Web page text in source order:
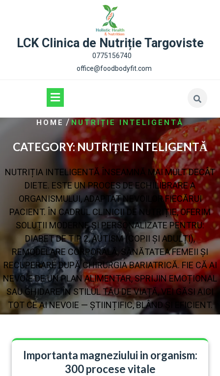
LCK Clinica de Nutriție Targoviste
0775156740
office@foodbodyfit.com
HOME /NUTRIȚIE INTELIGENTĂ
CATEGORY: NUTRIȚIE INTELIGENTĂ
NUTRIȚIA INTELIGENTĂ ÎNSEAMNĂ MAI MULT DECÂT
DIETE. ESTE UN PROCES DE ECHILIBRARE A
ORGANISMULUI, ADAPTAT NEVOILOR FIECĂRUI
PACIENT. ÎN CADRUL CLINICII DE NUTRIȚIE, OFERIM
SOLUȚII MODERNE ȘI PERSONALIZATE PENTRU:
DIABET DE TIP 2, AUTISM (COPII ȘI ADULȚI),
REMODELARE CORPORALĂ, SĂNĂTATEA FEMEII ȘI
RECUPERARE DUPĂ CHIRURGIA BARIATRICĂ. FIE CĂ AI
NEVOIE DE UN PLAN ALIMENTAR, SPRIJIN EMOȚIONAL
SAU GHIDARE ÎN STILUL TĂU DE VIAȚĂ, VEI GĂSI AICI
TOT CE AI NEVOIE — ȘTIINȚIFIC, BLÂND ȘI EFICIENT.
Importanta magneziului in organism:
300 procese vitale